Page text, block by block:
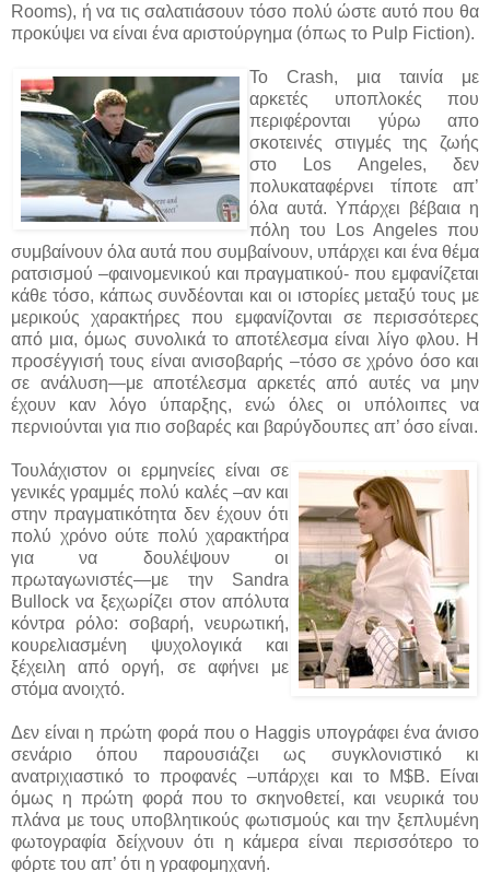
Rooms), ή να τις σαλατιάσουν τόσο πολύ ώστε αυτό που θα
προκύψει να είναι ένα αριστούργημα (όπως το Pulp Fiction).
Το Crash, μια ταινία με
αρκετές υποπλοκές που
περιφέρονται γύρω απο
σκοτεινές στιγμές της ζωής
στο Los Angeles, δεν
πολυκαταφέρνει τίποτε απ’
όλα αυτά. Υπάρχει βέβαια η
πόλη του Los Angeles που
συμβαίνουν όλα αυτά που συμβαίνουν, υπάρχει και ένα θέμα
ρατσισμού –φαινομενικού και πραγματικού- που εμφανίζεται
κάθε τόσο, κάπως συνδέονται και οι ιστορίες μεταξύ τους με
μερικούς χαρακτήρες που εμφανίζονται σε περισσότερες
από μια, όμως συνολικά το αποτέλεσμα είναι λίγο φλου. Η
προσέγγισή τους είναι ανισοβαρής –τόσο σε χρόνο όσο και
σε ανάλυση—με αποτέλεσμα αρκετές από αυτές να μην
έχουν καν λόγο ύπαρξης, ενώ όλες οι υπόλοιπες να
περνιούνται για πιο σοβαρές και βαρύγδουπες απ’ όσο είναι.
Τουλάχιστον οι ερμηνείες είναι σε
γενικές γραμμές πολύ καλές –αν και
στην πραγματικότητα δεν έχουν ότι
πολύ χρόνο ούτε πολύ χαρακτήρα
για να δουλέψουν οι
πρωταγωνιστές—με την Sandra
Bullock να ξεχωρίζει στον απόλυτα
κόντρα ρόλο: σοβαρή, νευρωτική,
κουρελιασμένη ψυχολογικά και
ξέχειλη από οργή, σε αφήνει με
στόμα ανοιχτό.
Δεν είναι η πρώτη φορά που ο Haggis υπογράφει ένα άνισο
σενάριο όπου παρουσιάζει ως συγκλονιστικό κι
ανατριχιαστικό το προφανές –υπάρχει και το Μ$Β. Είναι
όμως η πρώτη φορά που το σκηνοθετεί, και νευρικά του
πλάνα με τους υποβλητικούς φωτισμούς και την ξεπλυμένη
φωτογραφία δείχνουν ότι η κάμερα είναι περισσότερο το
φόρτε του απ’ ότι η γραφομηχανή.